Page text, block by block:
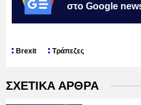
στο Google
Brexit Τράπεζες
ΣΧΕΤΙΚΑ ΑΡΘΡΑ